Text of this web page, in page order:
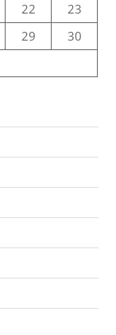
22
23
29
30